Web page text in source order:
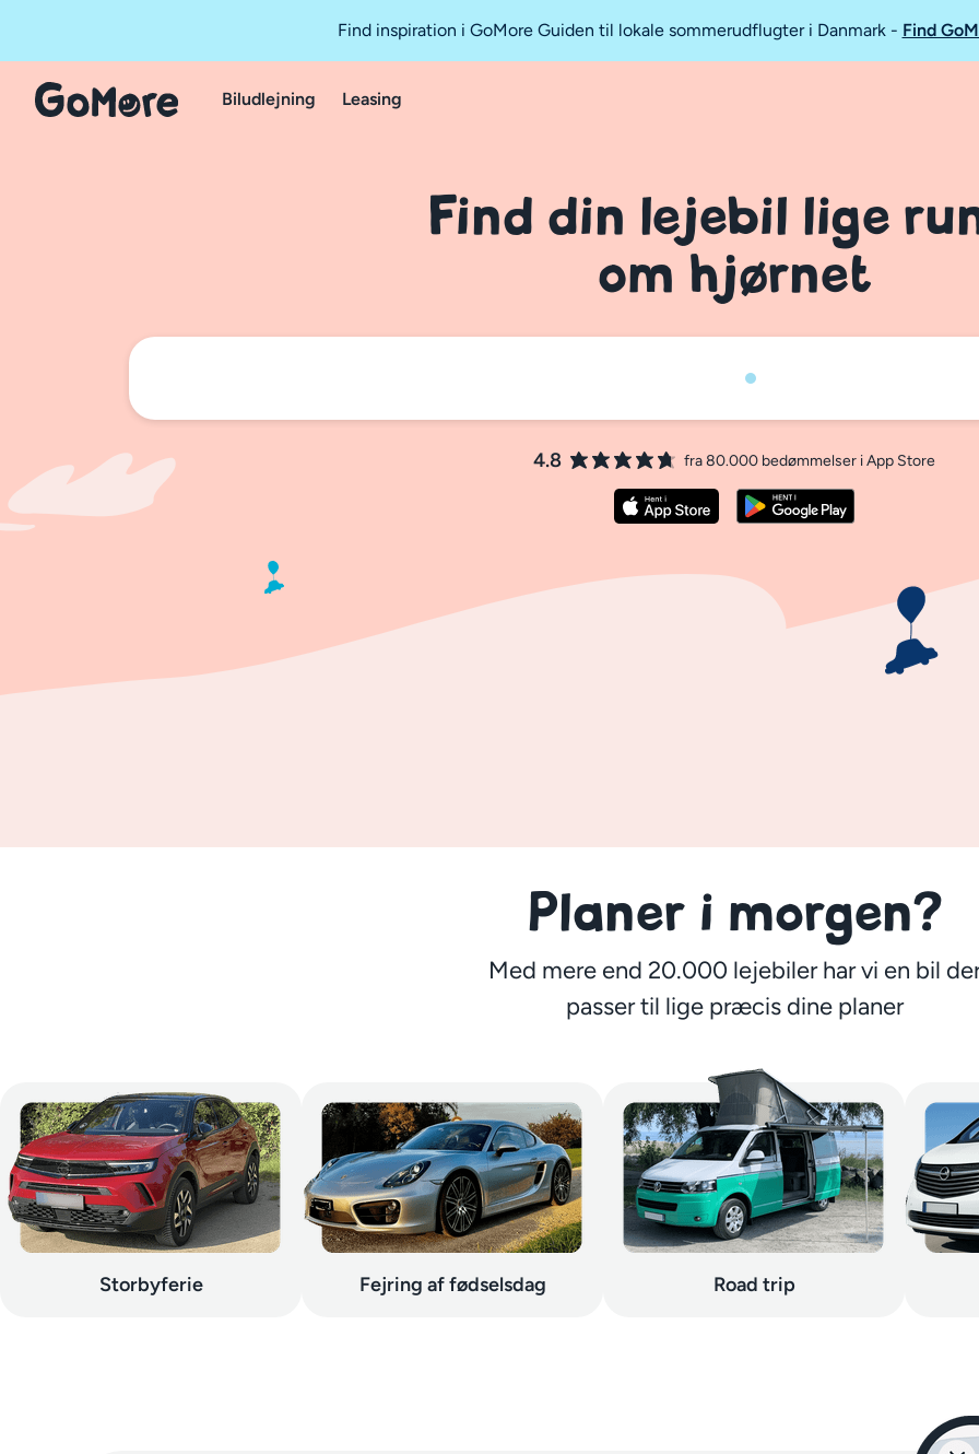
Find inspiration i GoMore Guiden til lokale sommerudflugter i Danmark - Find
Biludlejning Leasing
Find din lejebil lige
om hjørnet
4.8 fra 80.000 bedømmelser i App Store
Planer i morgen?
Med mere end 20.000 lejebiler har vi en bil
passer til lige præcis dine planer
Storbyferie Fejring af fødselsdag Road trip